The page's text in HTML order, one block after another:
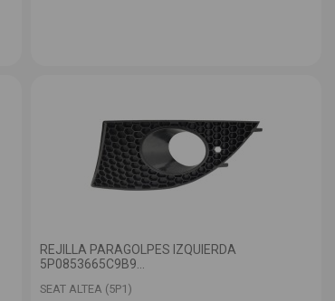
REJILLA PARAGOLPES IZQUIERDA
5P0853665C9B9...
SEAT ALTEA (5P1)